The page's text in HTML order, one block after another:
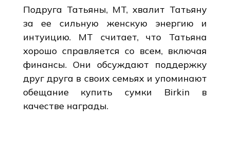
Подруга Татьяны, MT, хвалит Татьяну
за ее сильную женскую энергию и
интуицию. MT считает, что Татьяна
хорошо справляется со всем, включая
финансы. Они обсуждают поддержку
друг друга в своих семьях и упоминают
обещание купить сумки Birkin в
качестве награды.